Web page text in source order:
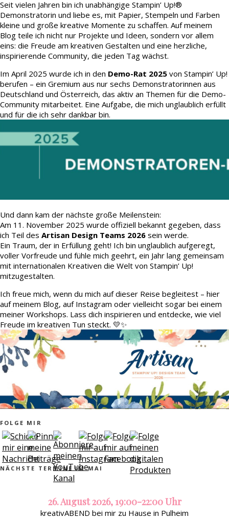
Seit vielen Jahren bin ich unabhängige Stampin’ Up!®
Demonstratorin und liebe es, mit Papier, Stempeln und Farben
kleine und große kreative Momente zu schaffen. Auf meinem
Blog teile ich nicht nur Projekte und Ideen, sondern vor allem
eins: die Freude am kreativen Gestalten und eine herzliche,
inspirierende Community, die jeden Tag wächst.
Im April 2025 wurde ich in den Demo-Rat 2025 von Stampin’ Up!
berufen – ein Gremium aus nur sechs Demonstratorinnen aus
Deutschland und Österreich, das aktiv an Themen für die Demo-
Community mitarbeitet. Eine Aufgabe, die mich unglaublich erfüllt
und für die ich sehr dankbar bin.
Und dann kam der nächste große Meilenstein:
Am 11. November 2025 wurde offiziell bekannt gegeben, dass
ich Teil des Artisan Design Teams 2026 sein werde.
Ein Traum, der in Erfüllung geht! Ich bin unglaublich aufgeregt,
voller Vorfreude und fühle mich geehrt, ein Jahr lang gemeinsam
mit internationalen Kreativen die Welt von Stampin’ Up!
mitzugestalten.
Ich freue mich, wenn du mich auf dieser Reise begleitest – hier
auf meinem Blog, auf Instagram oder vielleicht sogar bei einem
meiner Workshops. Lass dich inspirieren und entdecke, wie viel
Freude im kreativen Tun steckt. 💛✨
FOLGE MIR
NÄCHSTE TERMINE IM MAI
26. August 2026, 19:00-22:00 Uhr
kreativABEND bei mir zu Hause in Pulheim